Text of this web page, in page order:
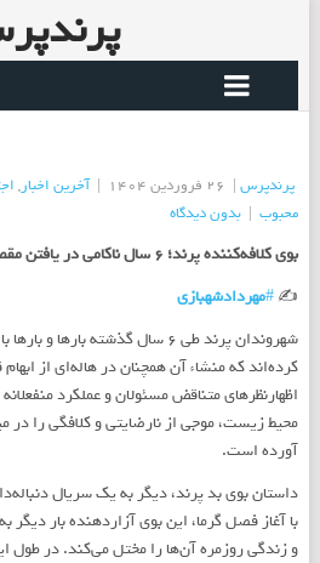
پرندپرس| 26 فروردین 1404 | آخرین اخبار,
محبوب | بدون دیدگاه
بوی کلافه‌کننده پرند؛ ۶ سال ناکامی در یافتن مقصر و سکوت معنادار محیط زیست
✍
#مهردادشهبازی
شهروندان پرند طی ۶ سال گذشته
کرده‌اند که منشاء آن همچنان در هاله‌ای از
اظهارنظرهای متناقض مسئولان و عملکرد
محیط زیست، موجی از نارضایتی و کلافگی را در
آورده است.
داستان بوی بد پرند، دیگر به یک سریال
با آغاز فصل گرما، این بوی آزاردهنده بار
و زندگی روزمره آن‌ها را مختل می‌کند. در طول